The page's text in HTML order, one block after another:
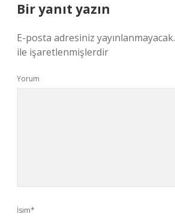
Bir yanıt yazın
E-posta adresiniz yayınlanmayacak.
ile işaretlenmişlerdir
Yorum
İsim*